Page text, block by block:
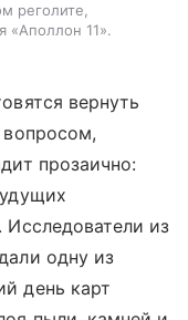
реголите,
«Аполлон 11».
вернуть
прозаично:
Исследователи из
одну из
день карт